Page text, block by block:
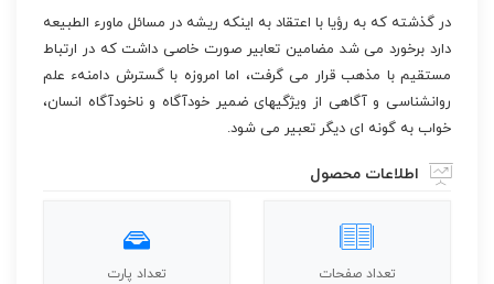
در گذشته که به رؤیا با اعتقاد به اینکه ریشه در مسائل ماورء الطبیعه
دارد برخورد می شد مضامین تعابیر صورت خاصی داشت که در ارتباط
مستقیم با مذهب قرار می گرفت، اما امروزه با گسترش دامنهء علم
روانشناسی و آگاهی از ویژگیهای ضمیر خودآگاه و ناخودآگاه انسان،
خواب به گونه ای دیگر تعبیر می شود.
اطلاعات محصول
تعداد صفحات
تعداد پارت